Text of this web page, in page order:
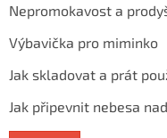
Nepromokavost a
Výbavička pro miminko
Jak skladovat a prát
Jak připevnit nebesa